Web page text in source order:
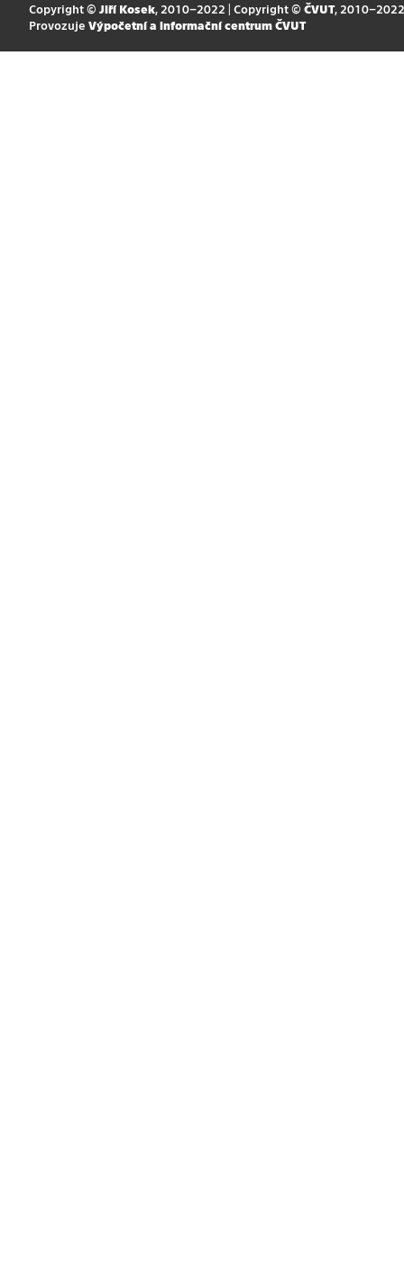
Copyright © Jiří Kosek, 2010–2022 | Copyright © ČVUT, 2010–2022
Provozuje Výpočetní a informační centrum ČVUT